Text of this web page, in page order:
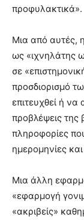
προφυλακτικά».
Μια από αυτές, η
ως «ιχνηλάτης
σε
προσδιορισμό
επιτευχθεί ή
προβλέψεις της
πληροφορίες
ημερομηνίες
Μια άλλη
«εφαρμογή
«ακριβείς»